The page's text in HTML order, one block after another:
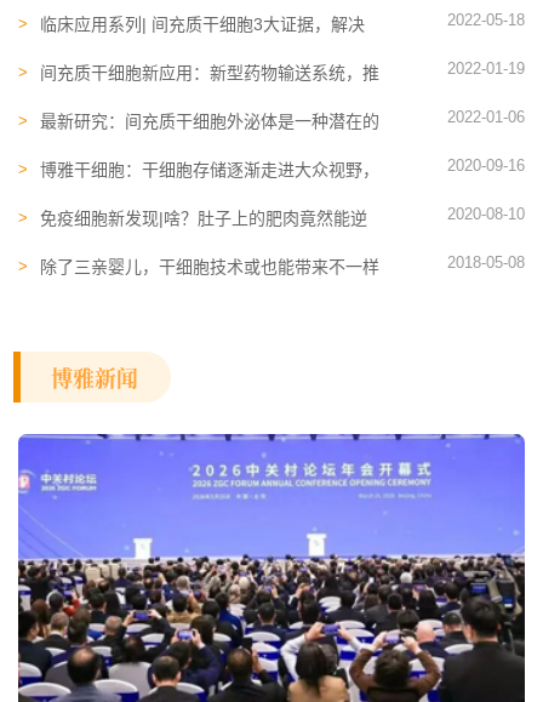
临床应用系列| 间充质干细胞3大证据，解决
2022-05-18
间充质干细胞新应用：新型药物输送系统，推
2022-01-19
最新研究：间充质干细胞外泌体是一种潜在的
2022-01-06
博雅干细胞：干细胞存储逐渐走进大众视野，
2020-09-16
免疫细胞新发现|啥？肚子上的肥肉竟然能逆
2020-08-10
除了三亲婴儿，干细胞技术或也能带来不一样
2018-05-08
博雅新闻